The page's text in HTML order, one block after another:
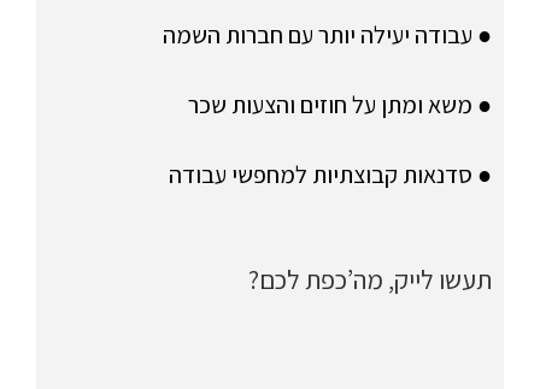
● עבודה יעילה יותר עם חברות השמה
● משא ומתן על חוזים והצעות שכר
● סדנאות קבוצתיות למחפשי עבודה
תעשו לייק, מה’כפת לכם?